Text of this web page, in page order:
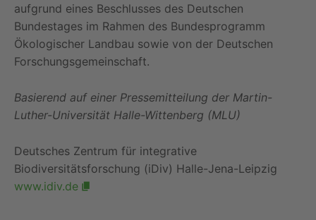
aufgrund eines Beschlusses des Deutschen
Bundestages im Rahmen des Bundesprogramm
Ökologischer Landbau sowie von der Deutschen
Forschungsgemeinschaft.
Basierend auf einer Pressemitteilung der Martin-
Luther-Universität Halle-Wittenberg (MLU)
Deutsches Zentrum für integrative
Biodiversitätsforschung (iDiv) Halle-Jena-Leipzig
www.idiv.de